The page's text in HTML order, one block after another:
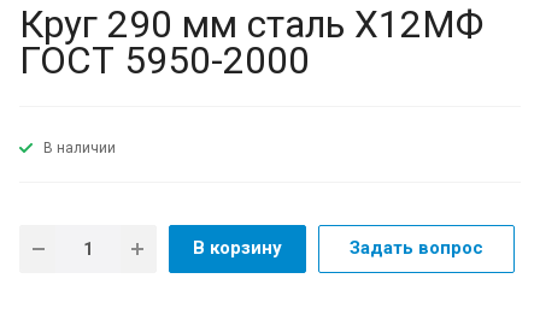
Круг 290 мм сталь Х12МФ
ГОСТ 5950-2000
В наличии
В корзину Задать вопрос